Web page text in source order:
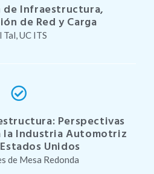
de Infraestructura,
de Red y Carga
Tal, UC ITS
Perspectivas
la Industria Automotriz
Unidos
de Mesa Redonda